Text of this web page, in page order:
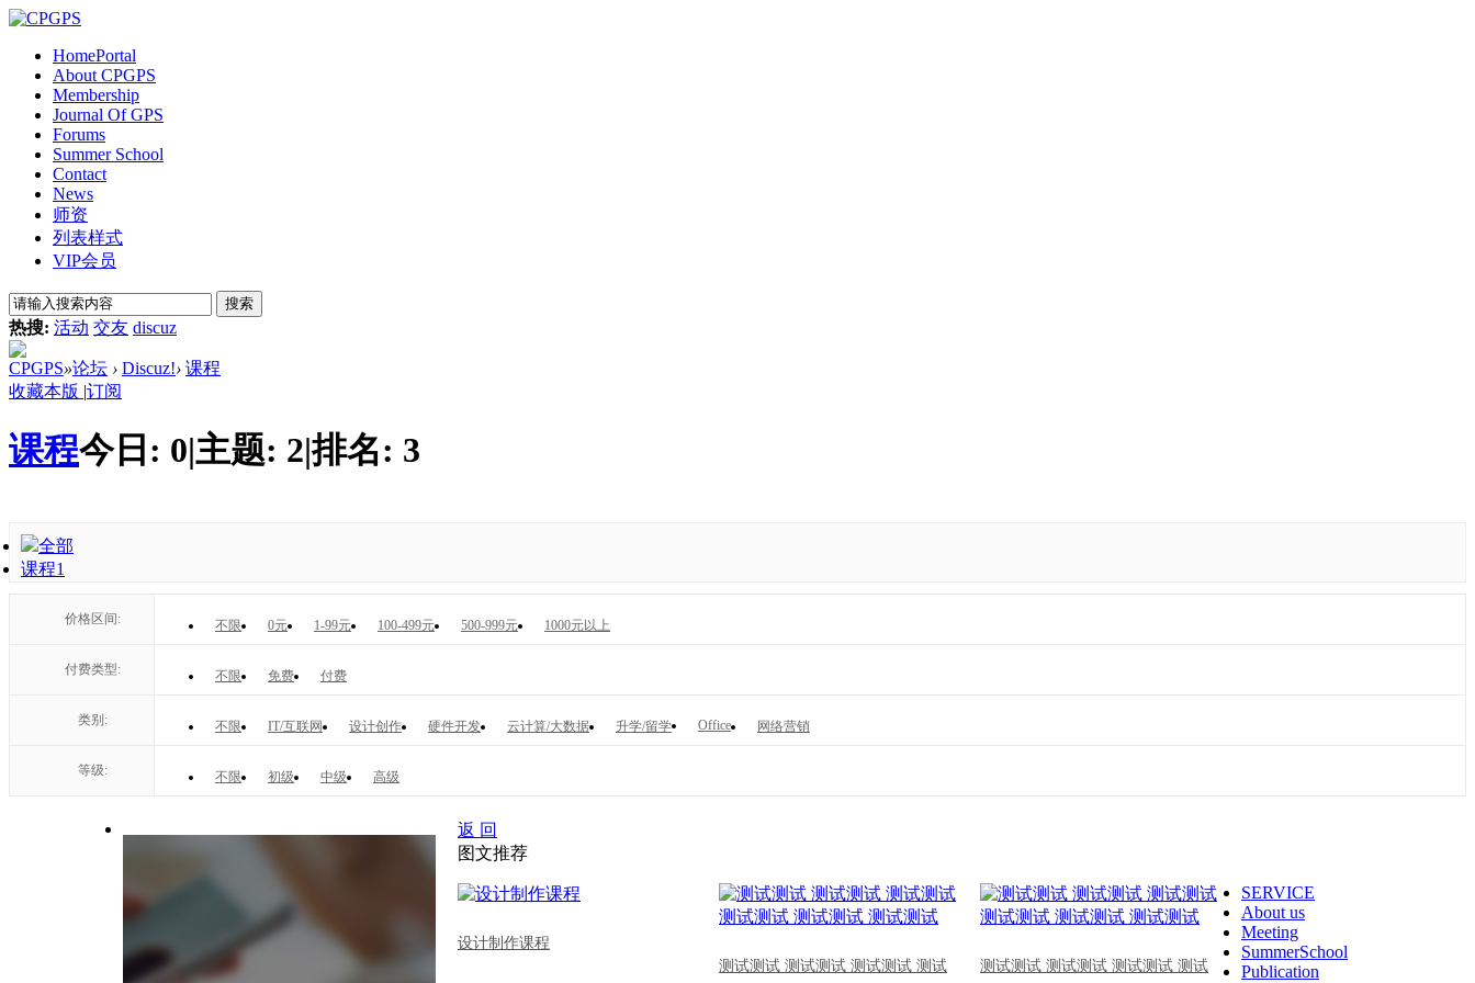
HomePortal
About CPGPS
Membership
Journal Of GPS
Forums
Summer School
Contact
News
师资
列表样式
VIP会员
搜索
热搜: 活动 交友 discuz
CPGPS»论坛 › Discuz!› 课程
收藏本版 |订阅
课程今日: 0|主题: 2|排名: 3
全部
课程1
价格区间: 不限 0元 1-99元 100-499元 500-999元 1000元以上
付费类型: 不限 免费 付费
类别: 不限 IT/互联网 设计创作 硬件开发 云计算/大数据 升学/留学 Office 网络营销
等级: 不限 初级 中级 高级
返 回
图文推荐
设计制作课程
测试测试 测试测试 测试测试 测试
测试测试 测试测试 测试测试 测试
SERVICE
About us
Meeting
SummerSchool
Publication